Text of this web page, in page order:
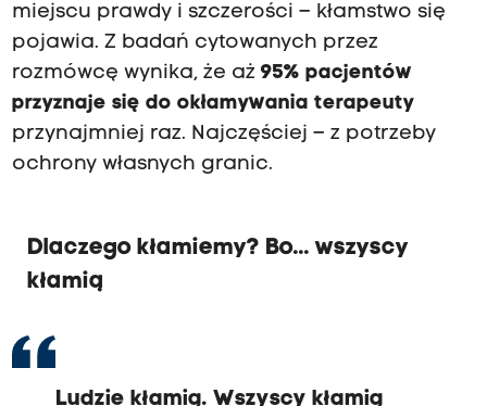
miejscu prawdy i szczerości – kłamstwo się
pojawia. Z badań cytowanych przez
rozmówcę wynika, że aż 95% pacjentów
przyznaje się do okłamywania terapeuty
przynajmniej raz. Najczęściej – z potrzeby
ochrony własnych granic.
Dlaczego kłamiemy? Bo... wszyscy
kłamią
Ludzie kłamią. Wszyscy kłamią